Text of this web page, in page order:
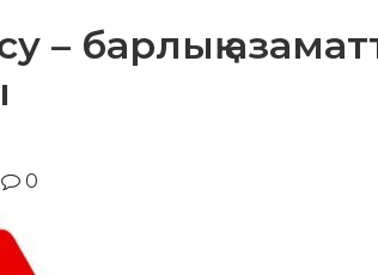
– барлық
0